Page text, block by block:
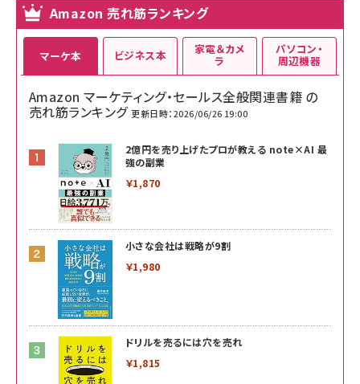
Amazon 売れ筋ランキング
マーケ本
Amazon マーケティング・セールス全般関連書籍 の
売れ筋ランキング 更新日時：2026/06/26 19:00
2億円を売り上げたプロが教える note×AI 最
強の副業
￥1,870
小さな会社は戦略が9割
￥1,980
ドリルを売るには穴を売れ
￥1,815
ビジネス本 家電＆カメ
ラ
パソコン・
周辺機器